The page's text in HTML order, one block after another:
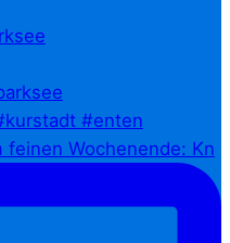
Wochenende: Kn